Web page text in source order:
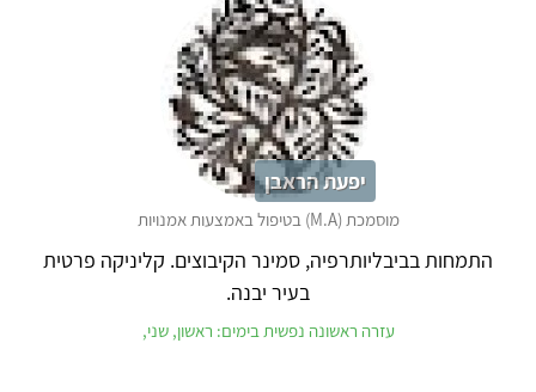
יפעת הראבן
מוסמכת (M.A) בטיפול באמצעות אמנויות
התמחות בביבליותרפיה, סמינר הקיבוצים. קליניקה פרטית
בעיר יבנה.
עזרה ראשונה נפשית בימים: ראשון, שני,